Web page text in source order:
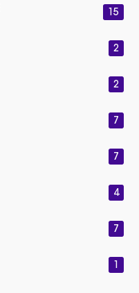
15
2
2
7
7
4
7
1